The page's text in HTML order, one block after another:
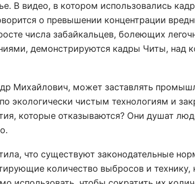
В видео, в котором использовались
о превышении концентрации
числа забайкальцев, болеющих
демонстрируются кадры Читы, над
Михайлович, может заставлять
экологически чистым технологиям и
которые отказываются? Они душат
что существуют законодательные
количество выбросов и технику,